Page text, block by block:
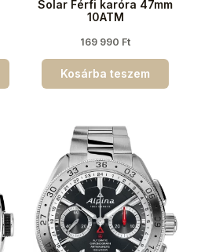
Solar Férfi karóra 47mm
10ATM
169 990 Ft
Kosárba teszem